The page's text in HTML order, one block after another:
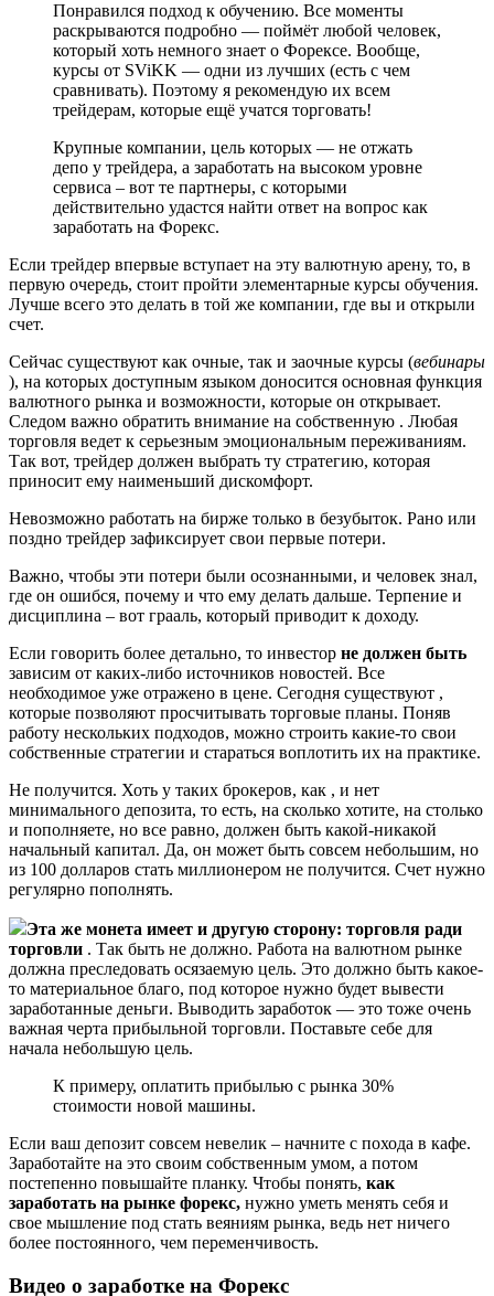
Понравился подход к обучению. Все моменты
раскрываются подробно — поймёт любой человек,
который хоть немного знает о Форексе. Вообще,
курсы от SViKK — одни из лучших (есть с чем
сравнивать). Поэтому я рекомендую их всем
трейдерам, которые ещё учатся торговать!
Крупные компании, цель которых — не отжать
депо у трейдера, а заработать на высоком уровне
сервиса – вот те партнеры, с которыми
действительно удастся найти ответ на вопрос как
заработать на Форекс.
Если трейдер впервые вступает на эту валютную арену, то, в
первую очередь, стоит пройти элементарные курсы обучения.
Лучше всего это делать в той же компании, где вы и открыли
счет.
Сейчас существуют как очные, так и заочные курсы (вебинары
), на которых доступным языком доносится основная функция
валютного рынка и возможности, которые он открывает.
Следом важно обратить внимание на собственную . Любая
торговля ведет к серьезным эмоциональным переживаниям.
Так вот, трейдер должен выбрать ту стратегию, которая
приносит ему наименьший дискомфорт.
Невозможно работать на бирже только в безубыток. Рано или
поздно трейдер зафиксирует свои первые потери.
Важно, чтобы эти потери были осознанными, и человек знал,
где он ошибся, почему и что ему делать дальше. Терпение и
дисциплина – вот грааль, который приводит к доходу.
Если говорить более детально, то инвестор не должен быть
зависим от каких-либо источников новостей. Все
необходимое уже отражено в цене. Сегодня существуют ,
которые позволяют просчитывать торговые планы. Поняв
работу нескольких подходов, можно строить какие-то свои
собственные стратегии и стараться воплотить их на практике.
Не получится. Хоть у таких брокеров, как , и нет
минимального депозита, то есть, на сколько хотите, на столько
и пополняете, но все равно, должен быть какой-никакой
начальный капитал. Да, он может быть совсем небольшим, но
из 100 долларов стать миллионером не получится. Счет нужно
регулярно пополнять.
Эта же монета имеет и другую сторону: торговля ради
торговли . Так быть не должно. Работа на валютном рынке
должна преследовать осязаемую цель. Это должно быть какое-
то материальное благо, под которое нужно будет вывести
заработанные деньги. Выводить заработок — это тоже очень
важная черта прибыльной торговли. Поставьте себе для
начала небольшую цель.
К примеру, оплатить прибылью с рынка 30%
стоимости новой машины.
Если ваш депозит совсем невелик – начните с похода в кафе.
Заработайте на это своим собственным умом, а потом
постепенно повышайте планку. Чтобы понять, как
заработать на рынке форекс, нужно уметь менять себя и
свое мышление под стать веяниям рынка, ведь нет ничего
более постоянного, чем переменчивость.
Видео о заработке на Форекс